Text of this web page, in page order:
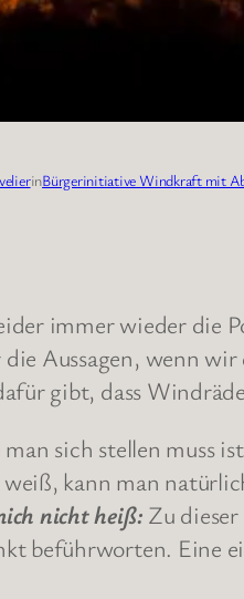
inBürgerinitiative Windkraft mit
immer wieder die
Aussagen, wenn
gibt, dass
man sich stellen muss
kann man
nicht heiß: Zu
beführworten. Eine